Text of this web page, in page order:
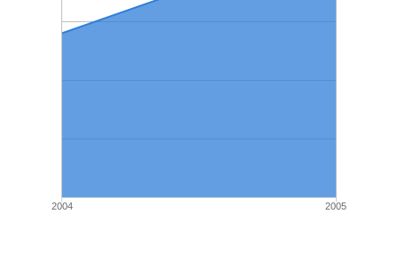
2004 2005